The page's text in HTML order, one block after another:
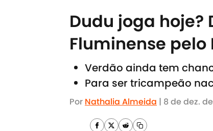
Dudu joga hoje?
Fluminense
Verdão ainda tem
Para ser tricampeão
Por Nathalia Almeida | 8 de dez.